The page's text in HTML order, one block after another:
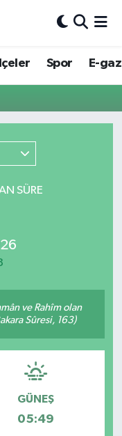
İlçeler Spor E-
SÜRE
ve Rahîm olan
Sûresi, 163)
GÜNEŞ
05:49